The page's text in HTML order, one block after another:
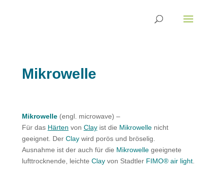
Mikrowelle
Mikrowelle (engl. microwave) –
Für das Härten von Clayist die Mikrowellenicht
geeignet. Der Claywird porös und bröselig.
Ausnahme ist der auch für die Mikrowellegeeignete
lufttrocknende, leichte Clayvon Stadtler FIMO® air light.